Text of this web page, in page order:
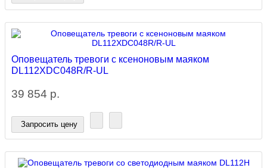
Оповещатель тревоги c ксеноновым маяком
DL112XDC048R/R-UL
39 854 р.
Запросить цену